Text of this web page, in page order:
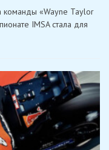
команды «Wayne Taylor
IMSA стала для